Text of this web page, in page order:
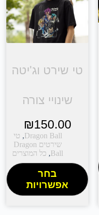
טי שירט וג'יטה
שינויי צורה
₪150.00
Dragon Ball
, טי
שירטים Dragon
Ball
, כל המוצרים
בחר
אפשרויות